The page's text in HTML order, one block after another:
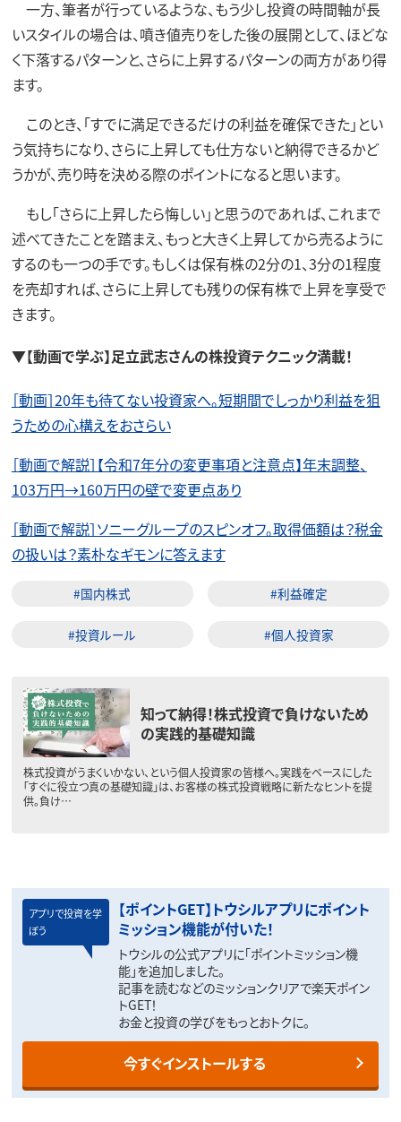
一方、筆者が行っているような、もう少し投資の時間軸が長
いスタイルの場合は、噴き値売りをした後の展開として、ほどな
く下落するパターンと、さらに上昇するパターンの両方があり得
ます。
このとき、「すでに満足できるだけの利益を確保できた」とい
う気持ちになり、さらに上昇しても仕方ないと納得できるかど
うかが、売り時を決める際のポイントになると思います。
もし「さらに上昇したら悔しい」と思うのであれば、これまで
述べてきたことを踏まえ、もっと大きく上昇してから売るように
するのも一つの手です。もしくは保有株の2分の1、3分の1程度
を売却すれば、さらに上昇しても残りの保有株で上昇を享受で
きます。
▼【動画で学ぶ】足立武志さんの株投資テクニック満載！
［動画］20年も待てない投資家へ。短期間でしっかり利益を狙
うための心構えをおさらい
［動画で解説］【令和7年分の変更事項と注意点】年末調整、
103万円→160万円の壁で変更点あり
［動画で解説］ソニーグループのスピンオフ。取得価額は？税金
の扱いは？素朴なギモンに答えます
#国内株式 #利益確定
#投資ルール #個人投資家
知って納得！株式投資で負けないため
の実践的基礎知識
株式投資がうまくいかない、という個人投資家の皆様へ。実践をベースにした
「すぐに役立つ真の基礎知識」は、お客様の株式投資戦略に新たなヒントを提
供。負け…
アプリで投資を学
ぼう
【ポイントGET】トウシルアプリにポイント
ミッション機能が付いた！
トウシルの公式アプリに「ポイントミッション機
能」を追加しました。
記事を読むなどのミッションクリアで楽天ポイン
トGET！
お金と投資の学びをもっとおトクに。
今すぐインストールする